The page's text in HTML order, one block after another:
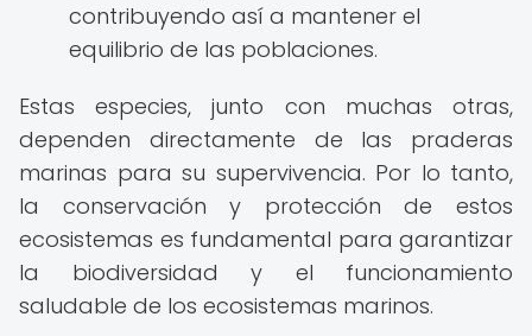
contribuyendo así a mantener el
equilibrio de las poblaciones.
Estas especies, junto con muchas otras,
dependen directamente de las praderas
marinas para su supervivencia. Por lo tanto,
la conservación y protección de estos
ecosistemas es fundamental para garantizar
la biodiversidad y el funcionamiento
saludable de los ecosistemas marinos.